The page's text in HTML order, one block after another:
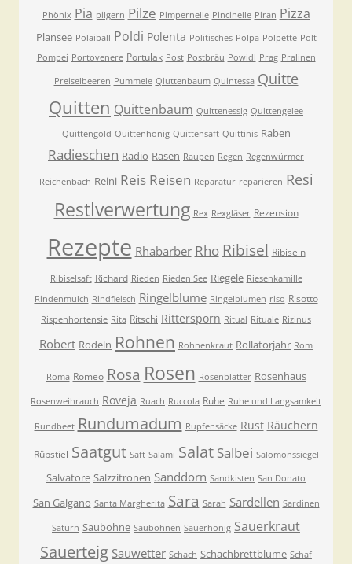
Phönix Pia pilgern Pilze Pimpernelle Pincinelle Piran Pizza
Plansee Polaiball Poldi Polenta Politisches Polpa Polpette Polt
Pompei Portovenere Portulak Post Postbräu Powidl Prag Pralinen
Preiselbeeren Pummele Qiuttenbaum Quintessa Quitte
Quitten Quittenbaum Quittenessig Quittengelee
Quittengold Quittenhonig Quittensaft Quittinis Raben
Radieschen Radio Rasen Raupen Regen Regenwürmer
Reichenbach Reini Reis Reisen Reparatur reparieren Resi
Restlverwertung Rex Rexgläser Rezension
Rezepte Rhabarber Rho Ribisel Ribiseln
Ribiselsaft Richard Rieden Rieden See Riegele Riesenkamille
Rindenmulch Rindfleisch Ringelblume Ringelblumen riso Risotto
Rispenhortensie Rita Ritschi Rittersporn Ritual Rituale Rizinus
Robert Rodeln Rohnen Rohnenkraut Rollatorjahr Rom
Roma Romeo Rosa Rosen Rosenblätter Rosenhaus
Rosenweihrauch Roveja Ruach Ruccola Ruhe Ruhe und Langsamkeit
Rundbeet Rundumadum Rupfensäcke Rust Räuchern
Rübstiel Saatgut Saft Salami Salat Salbei Salomonssiegel
Salvatore Salzzitronen Sanddorn Sandkisten San Donato
San Galgano Santa Margherita Sara Sarah Sardellen Sardinen
Saturn Saubohne Saubohnen Sauerhonig Sauerkraut
Sauerteig Sauwetter Schach Schachbrettblume Schaf